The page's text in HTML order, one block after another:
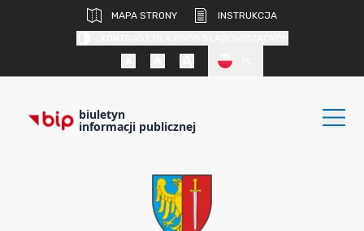
MAPA STRONY
INSTRUKCJA
biuletyn
informacji publicznej